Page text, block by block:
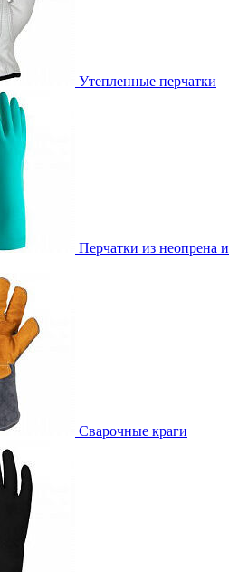
Утепленные перчатки
Перчатки из неопрена и
Сварочные краги